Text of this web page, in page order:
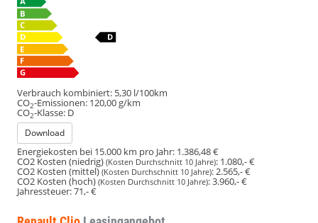
Verbrauch kombiniert: 5,30 l/100km
CO2-Emissionen: 120,00 g/km
CO2-Klasse: D
Download
Energiekosten bei 15.000 km pro Jahr: 1.386,48 €
CO2 Kosten (niedrig) (Kosten Durchschnitt 10 Jahre): 1.080,- €
CO2 Kosten (mittel)(Kosten Durchschnitt 10 Jahre):2.565,- €
CO2 Kosten (hoch) (Kosten Durchschnitt 10 Jahre):3.960,- €
Jahressteuer:71,- €